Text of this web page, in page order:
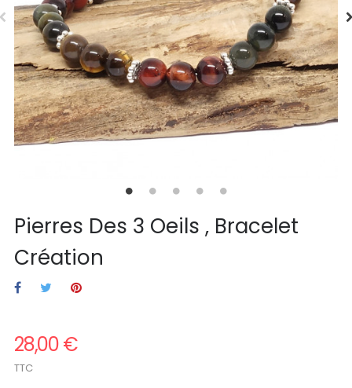
Pierres Des 3 Oeils , Bracelet
Création
28,00 €
TTC